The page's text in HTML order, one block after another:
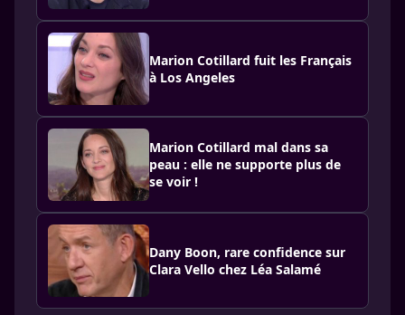
Marion Cotillard fuit les Français
à Los Angeles
Marion Cotillard mal dans sa
peau : elle ne supporte plus de
se voir !
Dany Boon, rare confidence sur
Clara Vello chez Léa Salamé